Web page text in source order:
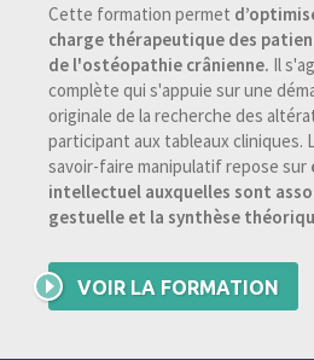
Cette formation permet
charge thérapeutique des
de l'ostéopathie crânienne. Il
complète qui s'appuie sur une
originale de la recherche des
participant aux tableaux cliniques.
savoir-faire manipulatif repose sur
intellectuel auxquelles sont
gestuelle et la synthèse
VOIR LA FORMATION